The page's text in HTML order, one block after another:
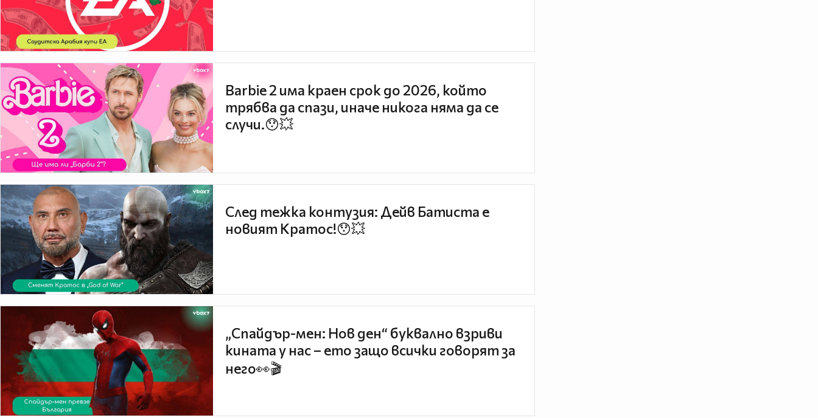
Barbie 2 има краен срок до 2026, който
трябва да спази, иначе никога няма да се
случи.😯💥
След тежка контузия: Дейв Батиста е
новият Кратос!😯💥
„Спайдър-мен: Нов ден“ буквално взриви
кината у нас – ето защо всички говорят за
него👀🎬